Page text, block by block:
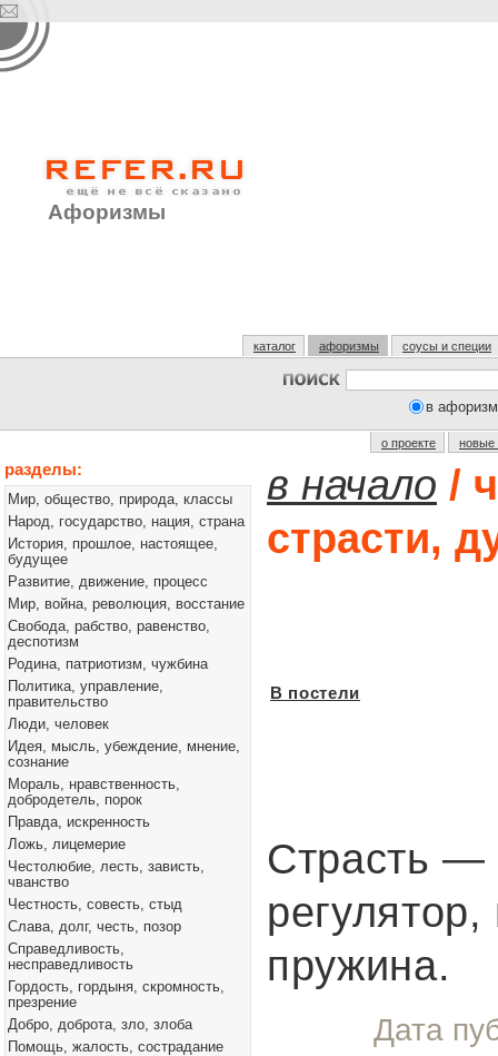
Афоризмы
каталог афоризмы соусы и специи
в
о проекте
разделы:
Мир, общество, природа, классы
Народ, государство, нация, страна
История, прошлое, настоящее,
будущее
Развитие, движение, процесс
Мир, война, революция, восстание
Свобода, рабство, равенство,
деспотизм
Родина, патриотизм, чужбина
Политика, управление,
правительство
Люди, человек
Идея, мысль, убеждение, мнение,
сознание
Мораль, нравственность,
добродетель, порок
Правда, искренность
Ложь, лицемерие
Честолюбие, лесть, зависть,
чванство
Честность, совесть, стыд
Слава, долг, честь, позор
Справедливость,
несправедливость
Гордость, гордыня, скромность,
презрение
Добро, доброта, зло, злоба
Помощь, жалость, сострадание
в начало /
страсти,
В постели
Страсть —
пружина.
Дата